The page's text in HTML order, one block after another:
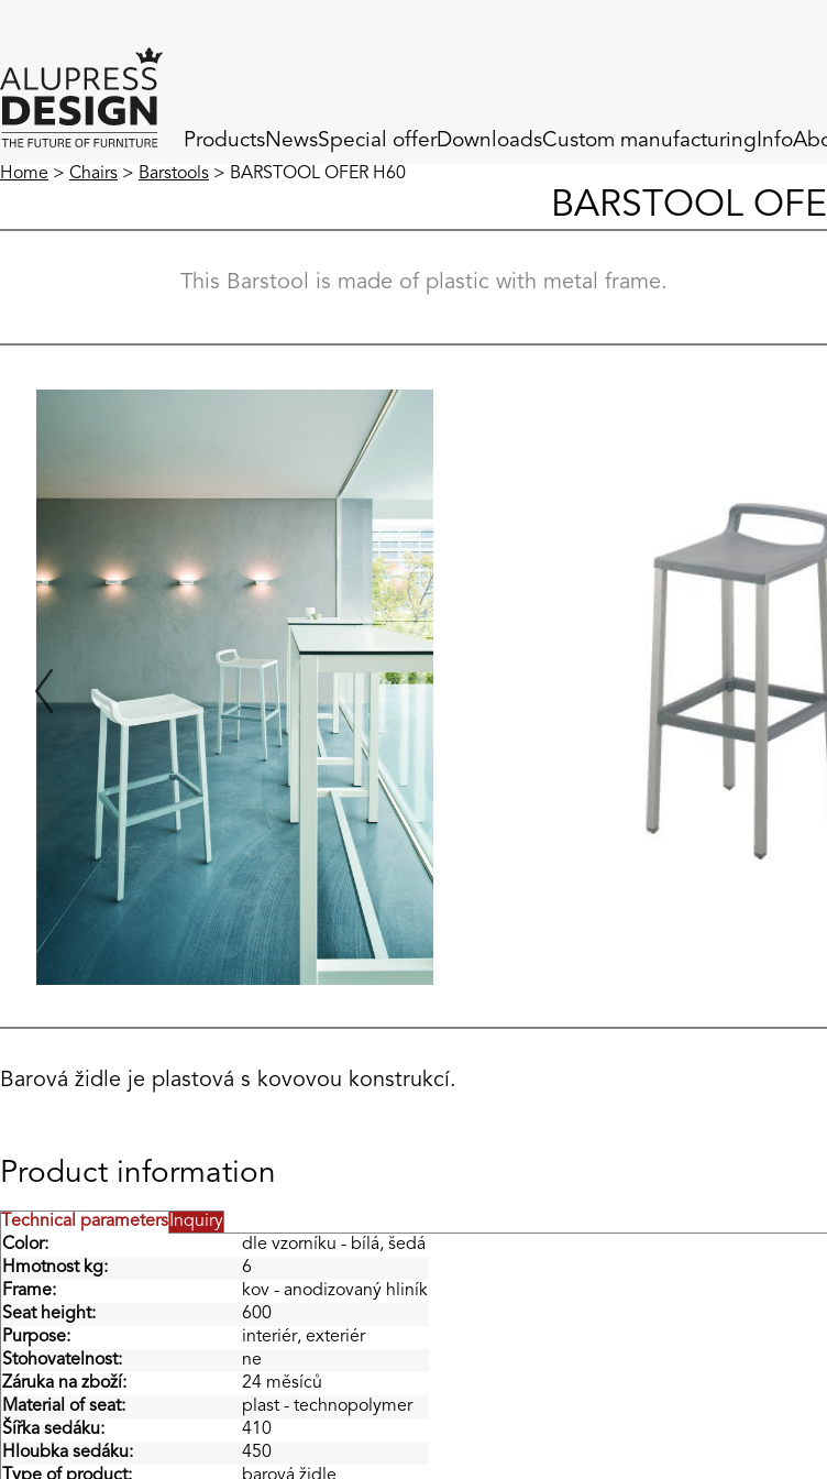
ProductsNewsSpecial offerDownloadsCustom manufacturing Info
Home > Chairs > Barstools > BARSTOOL OFER H60
BARSTOOL
This Barstool is made of plastic with metal frame.
Barová židle je plastová s kovovou konstrukcí.
Product information
Technical parameters Inquiry
Color:
dle vzorníku - bílá, šedá
Hmotnost kg:
6
Frame:
kov - anodizovaný hliník
Seat height:
600
Purpose:
interiér, exteriér
Stohovatelnost:
ne
Záruka na zboží:
24 měsíců
Material of seat:
plast - technopolymer
Šířka sedáku:
410
Hloubka sedáku:
450